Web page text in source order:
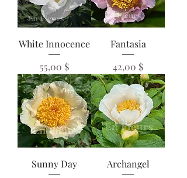
White Innocence
Prix
55,00 $
Fantasia
Prix
42,00 $
Sunny Day
Archangel